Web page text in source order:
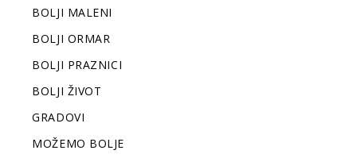
BOLJI MALENI
BOLJI ORMAR
BOLJI PRAZNICI
BOLJI ŽIVOT
GRADOVI
MOŽEMO BOLJE